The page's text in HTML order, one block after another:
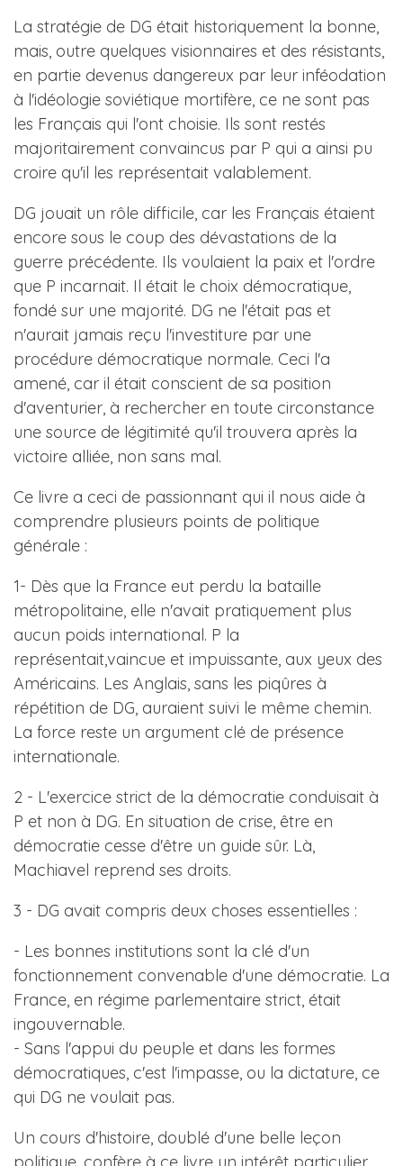
La stratégie de DG était historiquement la bonne,
mais, outre quelques visionnaires et des résistants,
en partie devenus dangereux par leur inféodation
à l'idéologie soviétique mortifère, ce ne sont pas
les Français qui l'ont choisie. Ils sont restés
majoritairement convaincus par P qui a ainsi pu
croire qu'il les représentait valablement.
DG jouait un rôle difficile, car les Français étaient
encore sous le coup des dévastations de la
guerre précédente. Ils voulaient la paix et l'ordre
que P incarnait. Il était le choix démocratique,
fondé sur une majorité. DG ne l'était pas et
n'aurait jamais reçu l'investiture par une
procédure démocratique normale. Ceci l'a
amené, car il était conscient de sa position
d'aventurier, à rechercher en toute circonstance
une source de légitimité qu'il trouvera après la
victoire alliée, non sans mal.
Ce livre a ceci de passionnant qui il nous aide à
comprendre plusieurs points de politique
générale :
1- Dès que la France eut perdu la bataille
métropolitaine, elle n'avait pratiquement plus
aucun poids international. P la
représentait,vaincue et impuissante, aux yeux des
Américains. Les Anglais, sans les piqûres à
répétition de DG, auraient suivi le même chemin.
La force reste un argument clé de présence
internationale.
2 - L'exercice strict de la démocratie conduisait à
P et non à DG. En situation de crise, être en
démocratie cesse d'être un guide sûr. Là,
Machiavel reprend ses droits.
3 - DG avait compris deux choses essentielles :
- Les bonnes institutions sont la clé d'un
fonctionnement convenable d'une démocratie. La
France, en régime parlementaire strict, était
ingouvernable.
- Sans l'appui du peuple et dans les formes
démocratiques, c'est l'impasse, ou la dictature, ce
qui DG ne voulait pas.
Un cours d'histoire, doublé d'une belle leçon